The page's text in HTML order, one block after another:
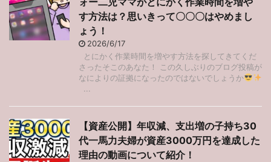
す方法は？思いきって〇〇〇はやめまし
ょう！
2026/6/17
とにかく作業時間を増やす方法を探してきてくだ
さったそこのあなた！ この久しぶりのブログ投稿が
なによりの証拠になったのではないでしょうか
...
【資産公開】年収減、支出増の子持ち30
代一馬力夫婦が資産3000万円を達成した
理由の動画について紹介！